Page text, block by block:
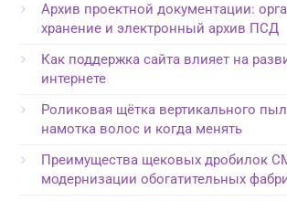
Архив проектной документации:
хранение и электронный архив ПСД
Как поддержка сайта влияет на
интернете
Роликовая щётка вертикального
намотка волос и когда менять
Преимущества щековых дробилок
модернизации обогатительных